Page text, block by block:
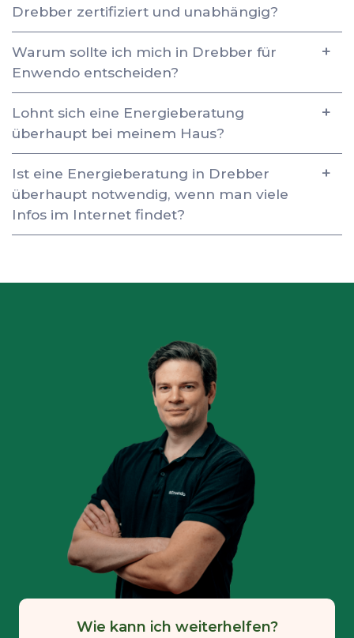
Drebber zertifiziert und unabhängig?
Warum sollte ich mich in Drebber für
Enwendo entscheiden?
Lohnt sich eine Energieberatung
überhaupt bei meinem Haus?
Ist eine Energieberatung in Drebber
überhaupt notwendig, wenn man viele
Infos im Internet findet?
Wie kann ich weiterhelfen?